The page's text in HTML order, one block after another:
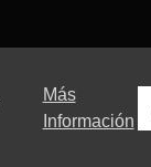
Más
Información